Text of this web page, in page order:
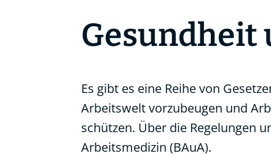
Gesundheit
Es gibt es eine Reihe von
Arbeitswelt vorzubeugen und
schützen. Über die Regelungen
Arbeitsmedizin (BAuA).